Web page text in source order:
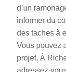
d’un
informer du
des taches à
Vous pouvez
projet. À
adressez-